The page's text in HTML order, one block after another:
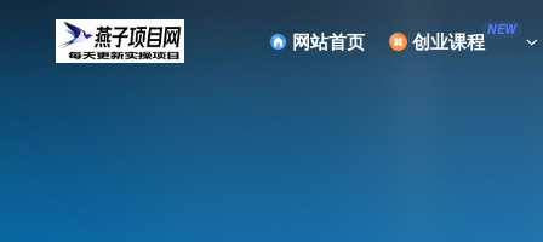
网站首页 创业课程NEW